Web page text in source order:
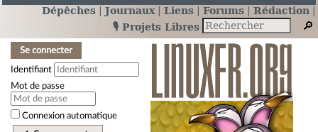
Dépêches Journaux Liens Forums
Rédaction
🎙️ Projets Libres
Se connecter
Identifiant
Mot de passe
Connexion automatique